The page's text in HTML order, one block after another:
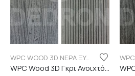
WPC WOOD 3D ΝΕΡΑ ΞΥΛΟΥ